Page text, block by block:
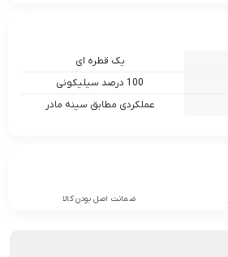
یک قطره ای
100 درصد سیلیکونی
عملکردی مطابق سینه مادر
ضمانت اصل بودن کالا